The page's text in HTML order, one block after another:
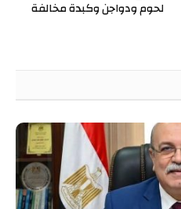
لحوم ودواجن وكبدة مخالفة